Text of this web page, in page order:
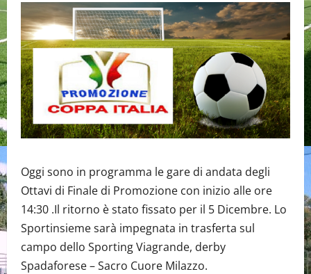
Oggi sono in programma le gare di andata degli
Ottavi di Finale di Promozione con inizio alle ore
14:30 .Il ritorno è stato fissato per il 5 Dicembre. Lo
Sportinsieme sarà impegnata in trasferta sul
campo dello Sporting Viagrande, derby
Spadaforese – Sacro Cuore Milazzo.